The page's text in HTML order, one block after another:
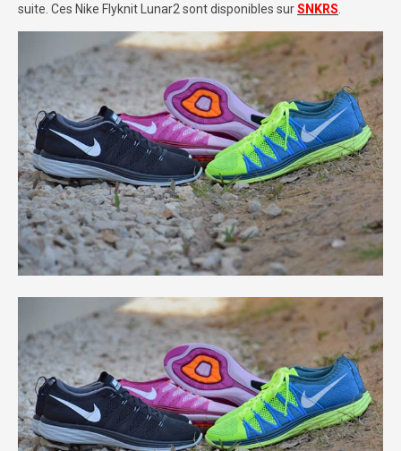
suite. Ces Nike Flyknit Lunar2 sont disponibles surSNKRS